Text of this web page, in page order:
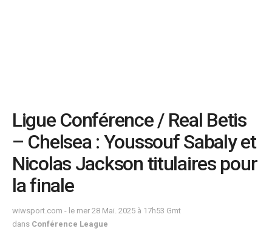
Ligue Conférence / Real Betis
– Chelsea : Youssouf Sabaly et
Nicolas Jackson titulaires pour
la finale
wiwsport.com - le mer 28 Mai. 2025 à 17h53 Gmt
dans Conférence League